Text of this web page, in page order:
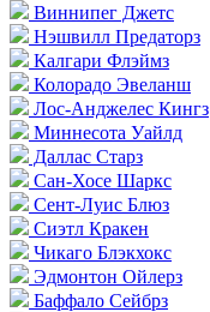
Виннипег Джетс
Нэшвилл Предаторз
Калгари Флэймз
Колорадо Эвеланш
Лос-Анджелес Кингз
Миннесота Уайлд
Даллас Старз
Сан-Хосе Шаркс
Сент-Луис Блюз
Сиэтл Кракен
Чикаго Блэкхокс
Эдмонтон Ойлерз
Баффало Сейбрз